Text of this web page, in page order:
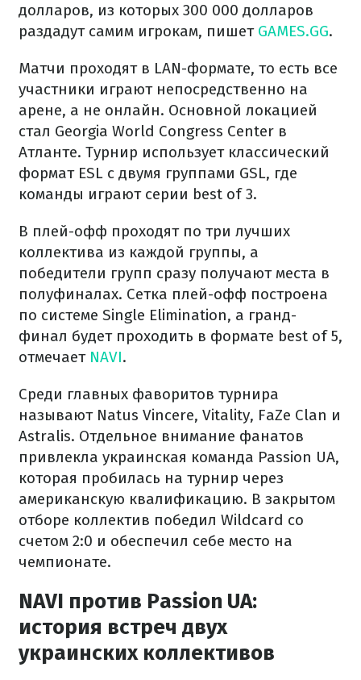
долларов, из которых 300 000 долларов
раздадут самим игрокам, пишет GAMES.GG.
Матчи проходят в LAN-формате, то есть все
участники играют непосредственно на
арене, а не онлайн. Основной локацией
стал Georgia World Congress Center в
Атланте. Турнир использует классический
формат ESL с двумя группами GSL, где
команды играют серии best of 3.
В плей-офф проходят по три лучших
коллектива из каждой группы, а
победители групп сразу получают места в
полуфиналах. Сетка плей-офф построена
по системе Single Elimination, а гранд-
финал будет проходить в формате best of 5,
отмечает NAVI.
Среди главных фаворитов турнира
называют Natus Vincere, Vitality, FaZe Clan и
Astralis. Отдельное внимание фанатов
привлекла украинская команда Passion UA,
которая пробилась на турнир через
американскую квалификацию. В закрытом
отборе коллектив победил Wildcard со
счетом 2:0 и обеспечил себе место на
чемпионате.
NAVI против Passion UA:
история встреч двух
украинских коллективов